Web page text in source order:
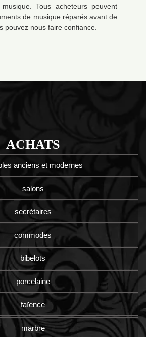
Tous acheteurs peuvent
de musique réparés avant de
pouvez nous faire confiance.
ACHATS
anciens et modernes
salons
secrétaires
commodes
bibelots
porcelaine
faïence
marbre